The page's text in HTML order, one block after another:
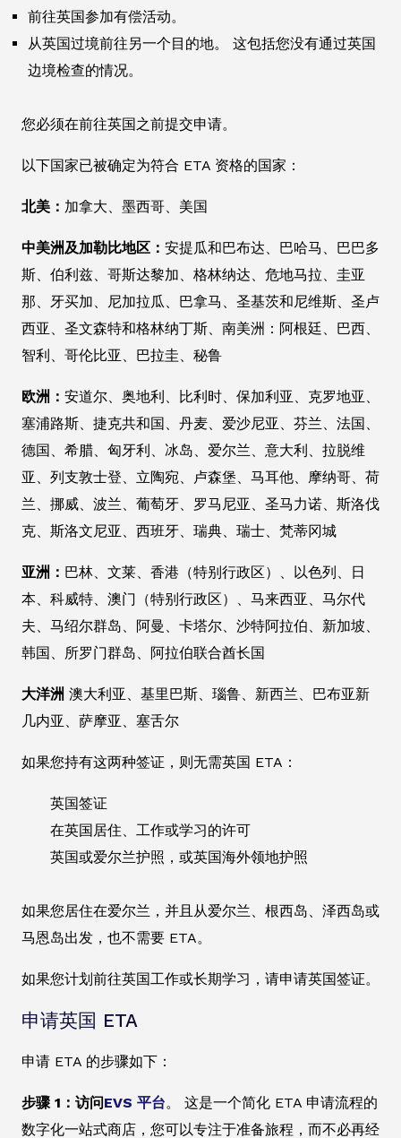
前往英国参加有偿活动。
从英国过境前往另一个目的地。 这包括您没有通过英国
边境检查的情况。
您必须在前往英国之前提交申请。
以下国家已被确定为符合 ETA 资格的国家：
北美： 加拿大、墨西哥、美国
中美洲及加勒比地区： 安提瓜和巴布达、巴哈马、巴巴多
斯、伯利兹、哥斯达黎加、格林纳达、危地马拉、圭亚
那、牙买加、尼加拉瓜、巴拿马、圣基茨和尼维斯、圣卢
西亚、圣文森特和格林纳丁斯、南美洲：阿根廷、巴西、
智利、哥伦比亚、巴拉圭、秘鲁
欧洲： 安道尔、奥地利、比利时、保加利亚、克罗地亚、
塞浦路斯、捷克共和国、丹麦、爱沙尼亚、芬兰、法国、
德国、希腊、匈牙利、冰岛、爱尔兰、意大利、拉脱维
亚、列支敦士登、立陶宛、卢森堡、马耳他、摩纳哥、荷
兰、挪威、波兰、葡萄牙、罗马尼亚、圣马力诺、斯洛伐
克、斯洛文尼亚、西班牙、瑞典、瑞士、梵蒂冈城
亚洲： 巴林、文莱、香港（特别行政区）、以色列、日
本、科威特、澳门（特别行政区）、马来西亚、马尔代
夫、马绍尔群岛、阿曼、卡塔尔、沙特阿拉伯、新加坡、
韩国、所罗门群岛、阿拉伯联合酋长国
大洋洲 澳大利亚、基里巴斯、瑙鲁、新西兰、巴布亚新
几内亚、萨摩亚、塞舌尔
如果您持有这两种签证，则无需英国 ETA：
英国签证
在英国居住、工作或学习的许可
英国或爱尔兰护照，或英国海外领地护照
如果您居住在爱尔兰，并且从爱尔兰、根西岛、泽西岛或
马恩岛出发，也不需要 ETA。
如果您计划前往英国工作或长期学习，请申请英国签证。
申请英国 ETA
申请 ETA 的步骤如下：
步骤 1：访问EVS 平台。 这是一个简化 ETA 申请流程的
数字化一站式商店，您可以专注于准备旅程，而不必再经